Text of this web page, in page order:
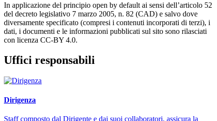
In applicazione del principio open by default ai sensi dell’articolo 52
del decreto legislativo 7 marzo 2005, n. 82 (CAD) e salvo dove
diversamente specificato (compresi i contenuti incorporati di terzi), i
dati, i documenti e le informazioni pubblicati sul sito sono rilasciati
con licenza CC-BY 4.0.
Uffici responsabili
Dirigenza
Staff composto dal Dirigente e dai suoi collaboratori, assicura la